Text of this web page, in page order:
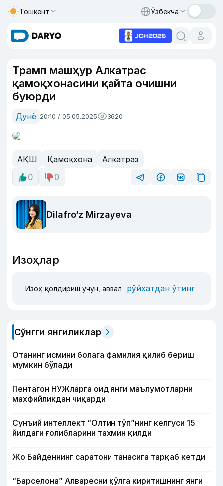
Тошкент Ўзбекча
Трамп машҳур Алкатраc
қамоқхонасини қайта очишни
буюрди
Дунё 20:10 / 05.05.2025 3620
АҚШ Қамоқхона
Алкатраз
0
0
Dilafro‘z Mirzayeva
Изоҳлар
Изоҳ қолдириш учун, аввал рўйхатдан ўтинг
Сўнгги янгиликлар
Отанинг исмини болага фамилия қилиб бериш
мумкин бўлади
Пентагон НУЖларга оид янги маълумотларни
махфийликдан чиқарди
Сунъий интеллект “Олтин тўп”нинг келгуси 15
йилдаги ғолибларини тахмин қилди
Жо Байденнинг саратони танасига тарқаб кетди
“Барселона” Алваресни қўлга киритишнинг янги